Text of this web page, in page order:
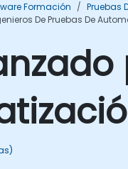
Formación Pruebas
De Pruebas De